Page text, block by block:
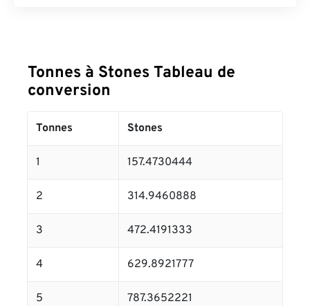
Tonnes à Stones Tableau de
conversion
Tonnes Stones
1 157.4730444
2 314.9460888
3 472.4191333
4 629.8921777
5 787.3652221